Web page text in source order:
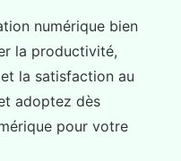
numérique bien
la productivité,
la satisfaction au
adoptez dès
pour votre